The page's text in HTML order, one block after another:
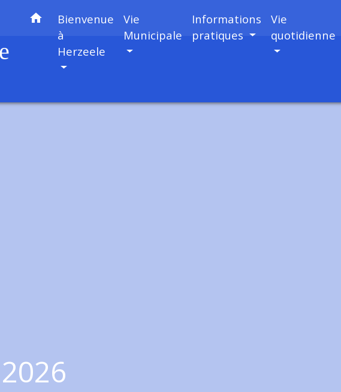
home
Bienvenue
à
Herzeele
Vie
Municipale
Informations
pratiques
Vie
quotidienne